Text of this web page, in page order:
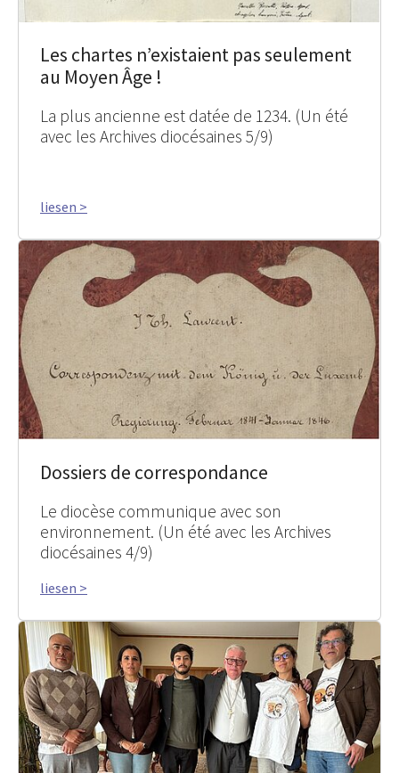
Les chartes n’existaient pas seulement
au Moyen Âge !
La plus ancienne est datée de 1234. (Un été
avec les Archives diocésaines 5/9)
liesen >
Dossiers de correspondance
Le diocèse communique avec son
environnement. (Un été avec les Archives
diocésaines 4/9)
liesen >